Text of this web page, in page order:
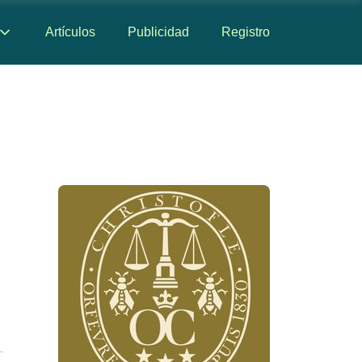
Artículos Publicidad Registro